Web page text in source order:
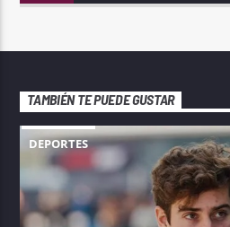
TAMBIÉN TE PUEDE GUSTAR
DEPORTES